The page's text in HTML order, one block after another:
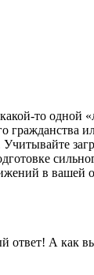
то одной
Учитывайте
в вашей
ответ! А как